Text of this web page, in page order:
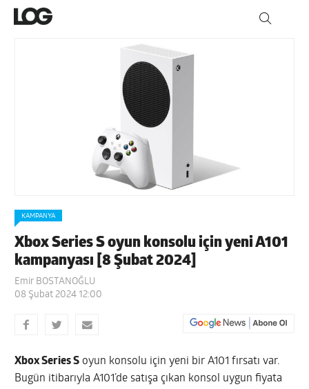
KAMPANYA
Xbox Series S oyun konsolu için yeni A101
kampanyası [8 Şubat 2024]
Emir BOSTANOĞLU
08 Şubat 2024 12:00
Xbox Series S oyun konsolu için yeni bir A101 fırsatı var.
Bugün itibarıyla A101’de satışa çıkan konsol uygun fiyata